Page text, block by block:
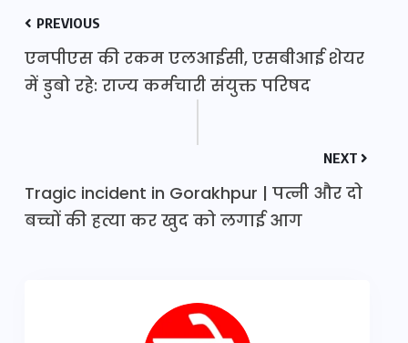
PREVIOUS
एनपीएस की रकम एलआईसी, एसबीआई शेयर
में डुबो रहे: राज्य कर्मचारी संयुक्त परिषद
NEXT
Tragic incident in Gorakhpur | पत्नी और दो
बच्चों की हत्या कर खुद को लगाई आग